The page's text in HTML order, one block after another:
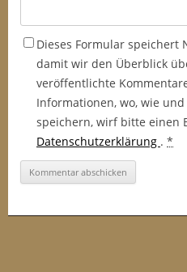
Dieses Formular speichert
damit wir den Überblick
veröffentlichte
Informationen, wo, wie
speichern, wirf bitte einen
Datenschutzerklärung . *